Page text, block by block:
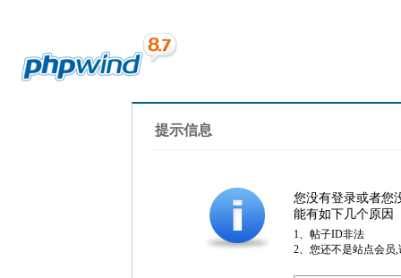
提示信息
您没有登录或者您
能有如下几个原因
1、帖子ID非法
2、您还不是站点会员